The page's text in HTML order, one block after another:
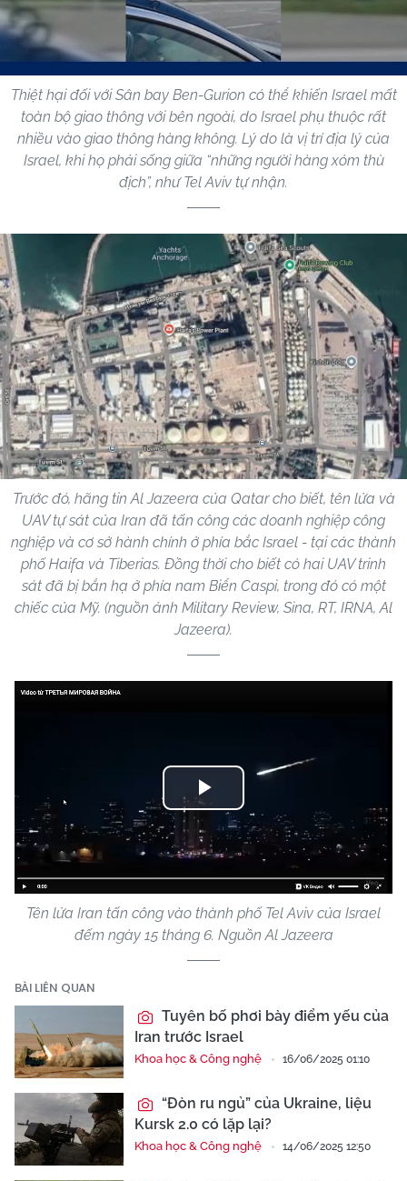
Thiệt hại đối với Sân bay Ben-Gurion có thể khiến Israel mất
toàn bộ giao thông với bên ngoài, do Israel phụ thuộc rất
nhiều vào giao thông hàng không. Lý do là vị trí địa lý của
Israel, khi họ phải sống giữa “những người hàng xóm thù
địch”, như Tel Aviv tự nhận.
Trước đó, hãng tin Al Jazeera của Qatar cho biết, tên lửa và
UAV tự sát của Iran đã tấn công các doanh nghiệp công
nghiệp và cơ sở hành chính ở phía bắc Israel - tại các thành
phố Haifa và Tiberias. Đồng thời cho biết có hai UAV trinh
sát đã bị bắn hạ ở phía nam Biển Caspi, trong đó có một
chiếc của Mỹ. (nguồn ảnh Military Review, Sina, RT, IRNA, Al
Jazeera).
Play
Video
Tên lửa Iran tấn công vào thành phố Tel Aviv của Israel
đếm ngày 15 tháng 6. Nguồn Al Jazeera
BÀI LIÊN QUAN
Tuyên bố phơi bày điểm yếu của
Iran trước Israel
Khoa học & Công nghệ 16/06/2025 01:10
“Đòn ru ngủ” của Ukraine, liệu
Kursk 2.0 có lặp lại?
Khoa học & Công nghệ 14/06/2025 12:50